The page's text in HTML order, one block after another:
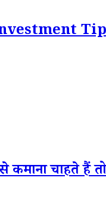
Tips:
कमाना चाहते हैं